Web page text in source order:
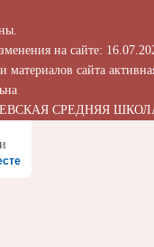
на сайте:
материалов сайта
СРЕДНЯЯ